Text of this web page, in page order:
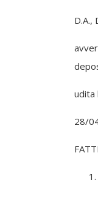
D.A.,
udita
28/